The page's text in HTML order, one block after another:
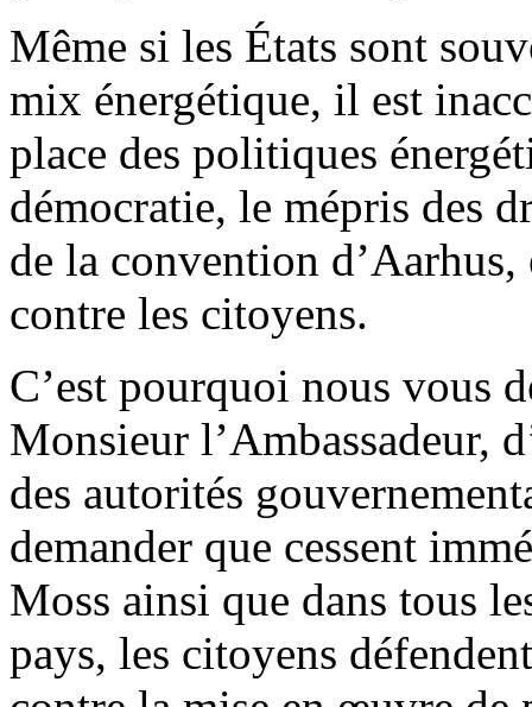
Même si les États sont
mix énergétique, il est
place des politiques
démocratie, le mépris des
de la convention
contre les citoyens.
C’est pourquoi nous vous
Monsieur l’Ambassadeur,
des autorités
demander que cessent
Moss ainsi que dans tous
pays, les citoyens